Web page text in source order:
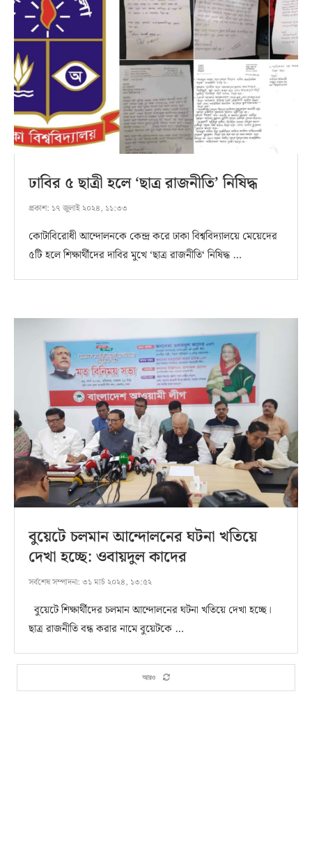
ঢাবির ৫ ছাত্রী হলে ‘ছাত্র রাজনীতি’ নিষিদ্ধ
প্রকাশ: ১৭ জুলাই ২০২৪, ১১:৩৩
কোটাবিরোধী আন্দোলনকে কেন্দ্র করে ঢাকা বিশ্ববিদ্যালয়ে মেয়েদের
৫টি হলে শিক্ষার্থীদের দাবির মুখে ‘ছাত্র রাজনীতি‘ নিষিদ্ধ …
বুয়েটে চলমান আন্দোলনের ঘটনা খতিয়ে
দেখা হচ্ছে: ওবায়দুল কাদের
সর্বশেষ সম্পাদনা: ৩১ মার্চ ২০২৪, ১৩:৫২
বুয়েটে শিক্ষার্থীদের চলমান আন্দোলনের ঘটনা খতিয়ে দেখা হচ্ছে।
ছাত্র রাজনীতি বন্ধ করার নামে বুয়েটকে …
আরও